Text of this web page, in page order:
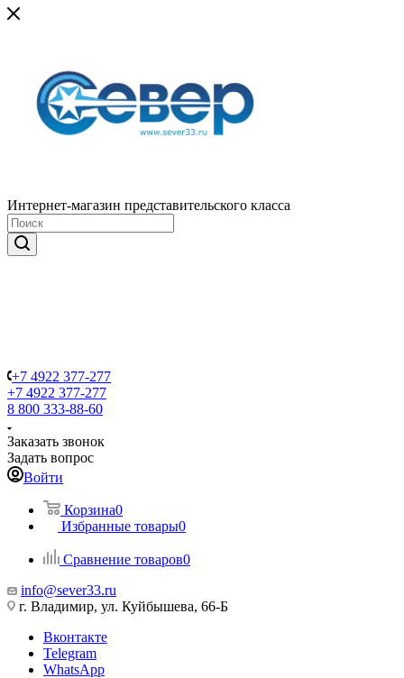
Интернет-магазин представительского класса
+7 4922 377-277
+7 4922 377-277
8 800 333-88-60
Заказать звонок
Задать вопрос
Войти
Корзина0
Избранные товары0
Сравнение товаров0
info@sever33.ru
г. Владимир, ул. Куйбышева, 66-Б
Вконтакте
Telegram
WhatsApp